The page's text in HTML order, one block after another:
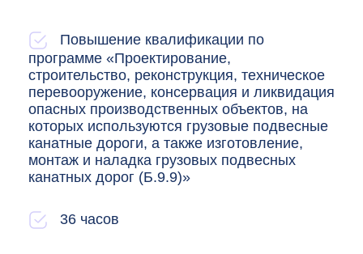
Повышение квалификации по
программе «Проектирование,
строительство, реконструкция, техническое
перевооружение, консервация и ликвидация
опасных производственных объектов, на
которых используются грузовые подвесные
канатные дороги, а также изготовление,
монтаж и наладка грузовых подвесных
канатных дорог (Б.9.9)»
36 часов